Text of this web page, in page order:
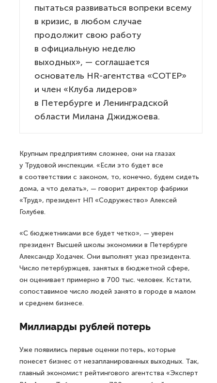
пытаться развиваться вопреки всему
в кризис, в любом случае
продолжит свою работу
в официальную неделю
выходных», — соглашается
основатель HR-агентства «СОТЕР»
и член «Клуба лидеров»
в Петербурге и Ленинградской
области Милана Джиджоева.
Крупным предприятиям сложнее, они на глазах
у Трудовой инспекции. «Если это будет все
в соответствии с законом, то, конечно, будем сидеть
дома, а что делать», — говорит директор фабрики
«Труд», президент НП «Содружество» Алексей
Голубев.
«С бюджетниками все будет четко», — уверен
президент Высшей школы экономики в Петербурге
Александр Ходачек. Они выполнят указ президента.
Число петербуржцев, занятых в бюджетной сфере,
он оценивает примерно в 700 тыс. человек. Кстати,
сопоставимое число людей занято в городе в малом
и среднем бизнесе.
Миллиарды рублей потерь
Уже появились первые оценки потерь, которые
понесет бизнес от незапланированных выходных. Так,
главный экономист рейтингового агентства «Эксперт